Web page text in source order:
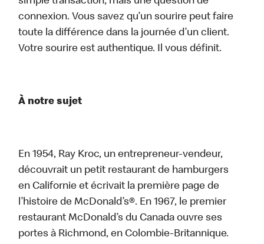
connexion. Vous savez qu’un sourire peut faire
toute la différence dans la journée d’un client.
Votre sourire est authentique. Il vous définit.
À notre sujet
En 1954, Ray Kroc, un entrepreneur-vendeur,
découvrait un petit restaurant de hamburgers
en Californie et écrivait la première page de
l’histoire de McDonald’s®. En 1967, le premier
restaurant McDonald’s du Canada ouvre ses
portes à Richmond, en Colombie-Britannique.